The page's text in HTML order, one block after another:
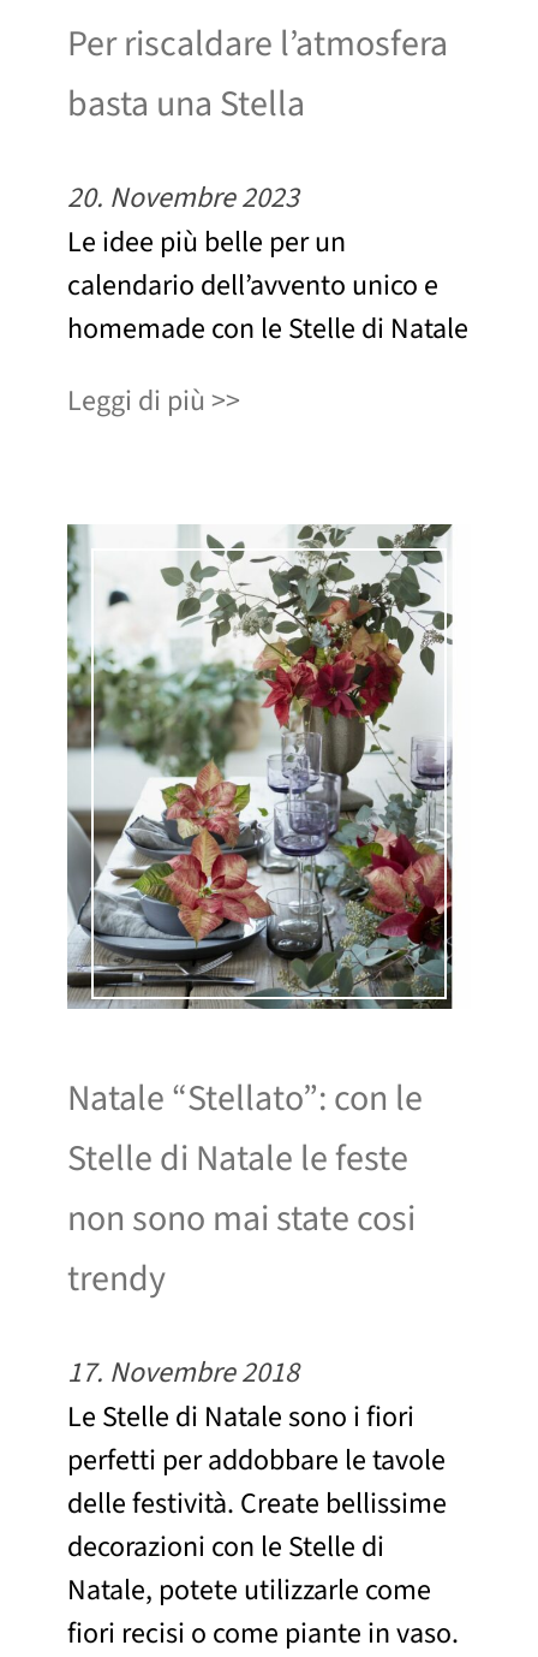
Per riscaldare l’atmosfera
basta una Stella
20. Novembre 2023
Le idee più belle per un
calendario dell’avvento unico e
homemade con le Stelle di Natale
Leggi di più
Natale “Stellato”: con le
Stelle di Natale le feste
non sono mai state cosi
trendy
17. Novembre 2018
Le Stelle di Natale sono i fiori
perfetti per addobbare le tavole
delle festività. Create bellissime
decorazioni con le Stelle di
Natale, potete utilizzarle come
fiori recisi o come piante in vaso.